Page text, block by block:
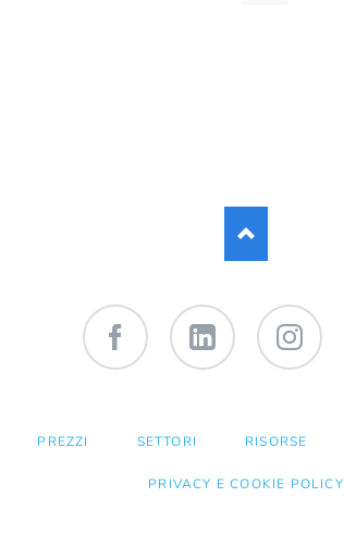
PREZZI SETTORI RISORSE
PRIVACY E COOKIE POLICY